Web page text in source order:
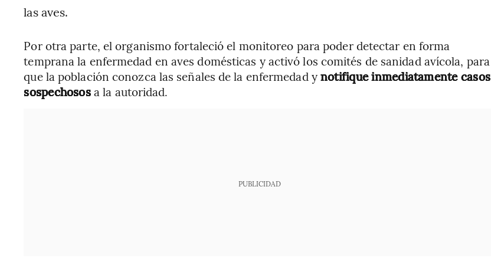
las aves.
Por otra parte, el organismo fortaleció el monitoreo para poder detectar en forma
temprana la enfermedad en aves domésticas y activó los comités de sanidad avícola, para
que la población conozca las señales de la enfermedad ynotifique inmediatamente casos
sospechososa la autoridad.
PUBLICIDAD